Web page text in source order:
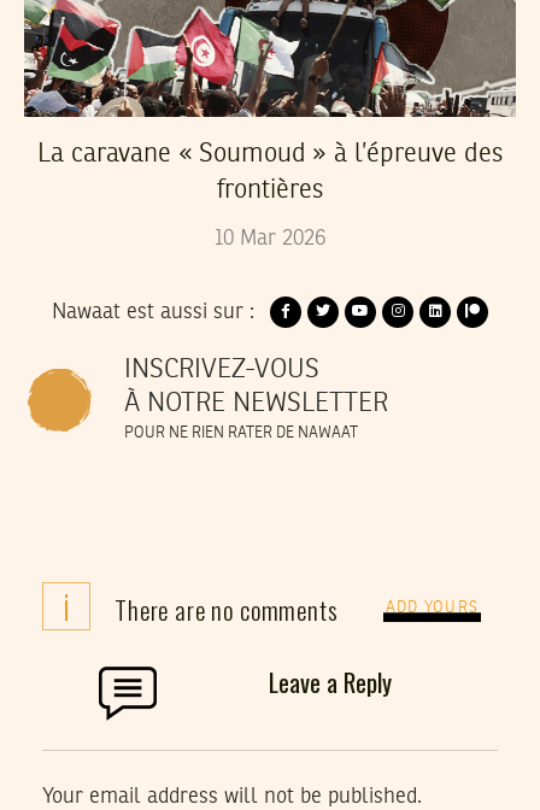
La caravane « Soumoud » à l’épreuve des
frontières
10 Mar 2026
Nawaat est aussi sur :
INSCRIVEZ-VOUS
À NOTRE NEWSLETTER
POUR NE RIEN RATER DE NAWAAT
i There are no comments ADD YOURS
Leave a Reply
Your email address will not be published.